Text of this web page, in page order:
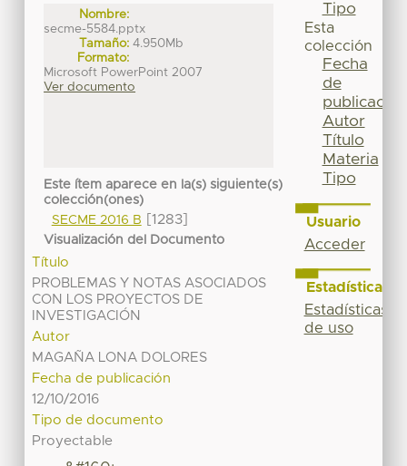
Nombre:
secme-5584.pptx
Tamaño: 4.950Mb
Formato:
Microsoft PowerPoint 2007
Ver documento
Este ítem aparece en la(s) siguiente(s)
colección(ones)
SECME 2016 B
[1283]
Visualización del Documento
Título
PROBLEMAS Y NOTAS ASOCIADOS
CON LOS PROYECTOS DE
INVESTIGACIÓN
Autor
MAGAÑA LONA DOLORES
Fecha de publicación
12/10/2016
Tipo de documento
Proyectable
Tipo
Esta
colección
Fecha
de
publicación
Autor
Título
Materia
Tipo
Usuario
Acceder
Estadísticas
Estadísticas
de uso